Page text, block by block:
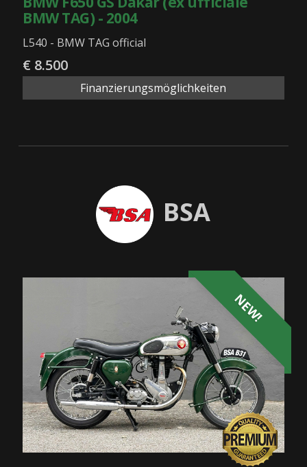
BMW TAG) - 2004
L540 - BMW TAG official
€ 8.500
Finanzierungsmöglichkeiten
BSA
NEW!